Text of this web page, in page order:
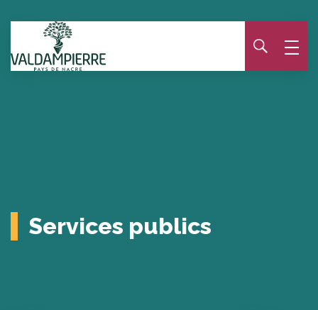
Services publics